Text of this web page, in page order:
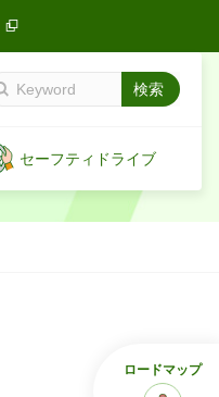
セーフティドライブ
ロードマップ